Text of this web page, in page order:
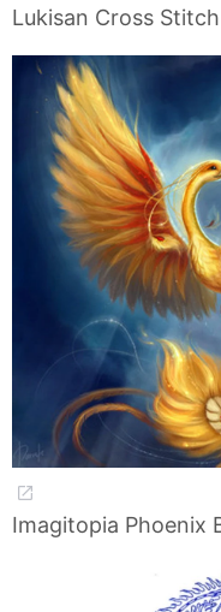
Lukisan Cross
Imagitopia Phoenix